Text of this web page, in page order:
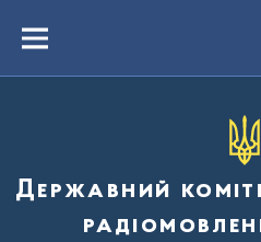
вмістуMenu
Державний